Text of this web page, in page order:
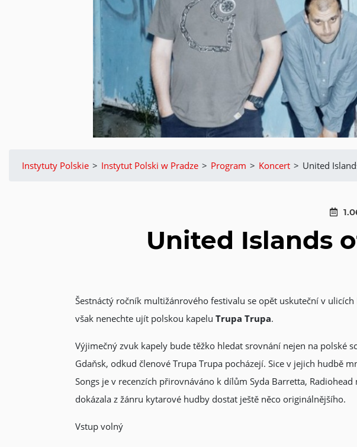
Instytuty Polskie > Instytut Polski w Pradze > Program > Koncert > United
United Islands
Šestnáctý ročník multižánrového festivalu se opět uskuteční v
však nenechte ujít polskou kapelu Trupa Trupa.
Výjimečný zvuk kapely bude těžko hledat srovnání nejen na polské
Gdaňsk, odkud členové Trupa Trupa pocházejí. Sice v jejich hudbě
Songs je v recenzích přirovnáváno k dílům Syda Barretta,
dokázala z žánru kytarové hudby dostat ještě něco originálnějšího.
Vstup volný